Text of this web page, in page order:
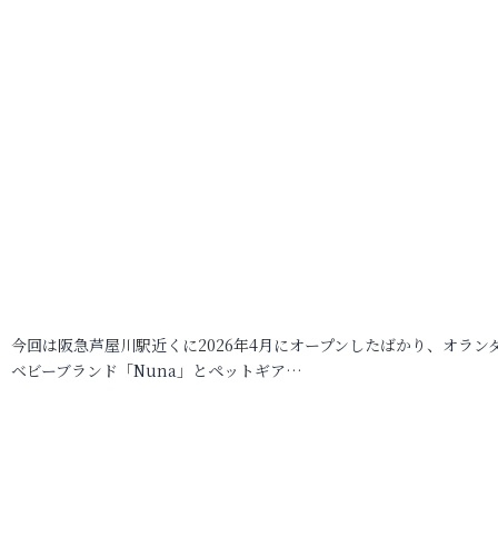
今回は阪急芦屋川駅近くに2026年4月にオープンしたばかり、オラン
ベビーブランド「Nuna」とペットギア…